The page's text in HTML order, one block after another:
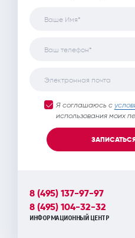
Ваше Имя*
Ваш телефон*
Электронная почта
Я соглашаюсь с
использования моих
8 (495) 137-97-97
8 (495) 104-32-32
ИНФОРМАЦИОННЫЙ ЦЕНТР